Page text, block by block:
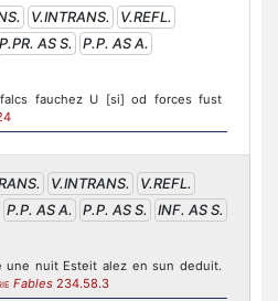
V.INTRANS.
V.REFL.
P.PR. AS S.
P.P. AS A.
fauchez U [si] od forces fust
V.INTRANS.
V.REFL.
P.P. AS A. P.P. AS S.
INF. AS S.
une nuit Esteit alez en sun deduit.
Fables 234.58.3